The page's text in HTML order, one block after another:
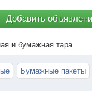
Добавить
и бумажная тара
Бумажные пакеты